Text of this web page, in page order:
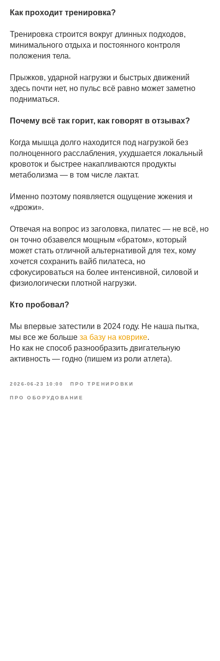
Как проходит тренировка?
Тренировка строится вокруг длинных подходов,
минимального отдыха и постоянного контроля
положения тела.
Прыжков, ударной нагрузки и быстрых движений
здесь почти нет, но пульс всё равно может заметно
подниматься.
Почему всё так горит, как говорят в отзывах?
Когда мышца долго находится под нагрузкой без
полноценного расслабления, ухудшается локальный
кровоток и быстрее накапливаются продукты
метаболизма — в том числе лактат.
Именно поэтому появляется ощущение жжения и
«дрожи».
Отвечая на вопрос из заголовка, пилатес — не всё, но
он точно обзавелся мощным «братом», который
может стать отличной альтернативой для тех, кому
хочется сохранить вайб пилатеса, но
сфокусироваться на более интенсивной, силовой и
физиологически плотной нагрузки.
Кто пробовал?
Мы впервые затестили в 2024 году. Не наша пытка,
мы все же больше за базу на коврике.
Но как не способ разнообразить двигательную
активность — годно (пишем из роли атлета).
2026-06-23 10:00 ПРО ТРЕНИРОВКИ
ПРО ОБОРУДОВАНИЕ